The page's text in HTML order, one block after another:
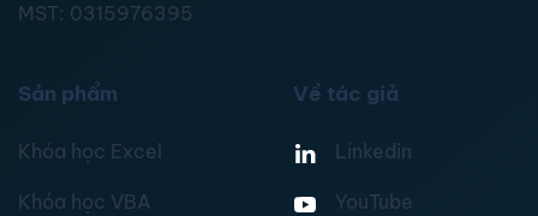
MST: 0315976395
Sản phẩm
Khóa học Excel
Khóa học VBA
Về tác giả
Linkedin
YouTube